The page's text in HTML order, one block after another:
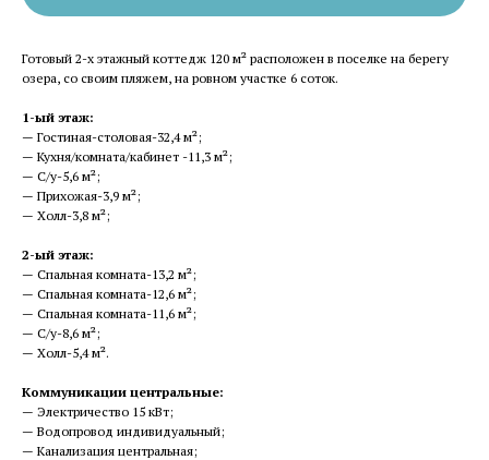
Готовый 2-х этажный коттедж 120 м² расположен в поселке на берегу
озера, со своим пляжем, на ровном участке 6 соток.
1-ый этаж:
— Гостиная-столовая-32,4 м²;
— Кухня/комната/кабинет -11,3 м²;
— С/у-5,6 м²;
— Прихожая-3,9 м²;
— Холл-3,8 м²;
2-ый этаж:
— Спальная комната-13,2 м²;
— Спальная комната-12,6 м²;
— Спальная комната-11,6 м²;
— С/у-8,6 м²;
— Холл-5,4 м².
Коммуникации центральные:
— Электричество 15 кВт;
— Водопровод индивидуальный;
— Канализация центральная;